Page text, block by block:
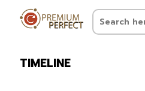
TIMELINE